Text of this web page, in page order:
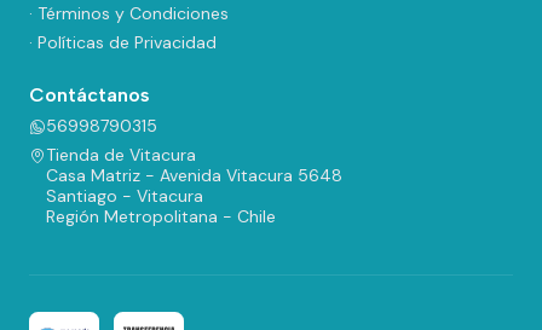
· Términos y Condiciones
· Políticas de Privacidad
Contáctanos
56998790315
Tienda de Vitacura
Casa Matriz - Avenida Vitacura 5648
Santiago - Vitacura
Región Metropolitana - Chile